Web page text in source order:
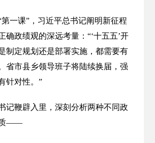
一课”，习近平总书记阐明新征程
确政绩观的深远考量：“‘十五五’开
制定规划还是部署实施，都需要有
省市县乡领导班子将陆续换届，强
针对性。”
记鞭辟入里，深刻分析两种不同政
质——